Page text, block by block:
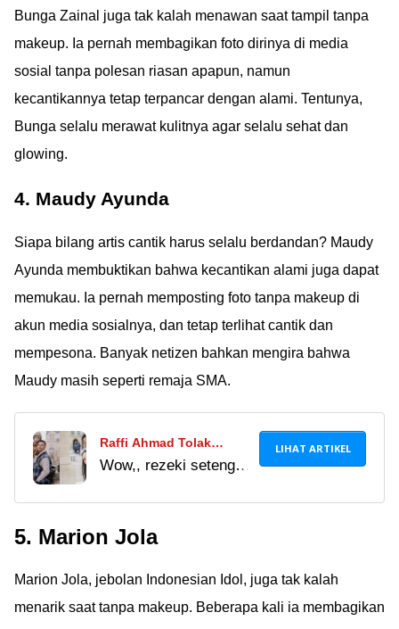
asal masuk lobang
Ã°ÂÂÂÃ°ÂÂÂ¥
Bunga Zainal juga tak kalah menawan saat tampil tanpa
makeup. Ia pernah membagikan foto dirinya di media
sosial tanpa polesan riasan apapun, namun
kecantikannya tetap terpancar dengan alami. Tentunya,
Bunga selalu merawat kulitnya agar selalu sehat dan
glowing.
4. Maudy Ayunda
Siapa bilang artis cantik harus selalu berdandan? Maudy
Ayunda membuktikan bahwa kecantikan alami juga dapat
memukau. Ia pernah memposting foto tanpa makeup di
akun media sosialnya, dan tetap terlihat cantik dan
mempesona. Banyak netizen bahkan mengira bahwa
Maudy masih seperti remaja SMA.
Raffi Ahmad Tolak
Bayaran 500 Juta untuk
Hari Libur
Wow,, rezeki setengah
cocok nih jadi role
Indonesia Ã°ÂÂÂ
LIHAT ARTIKEL
5. Marion Jola
Marion Jola, jebolan Indonesian Idol, juga tak kalah
menarik saat tanpa makeup. Beberapa kali ia membagikan